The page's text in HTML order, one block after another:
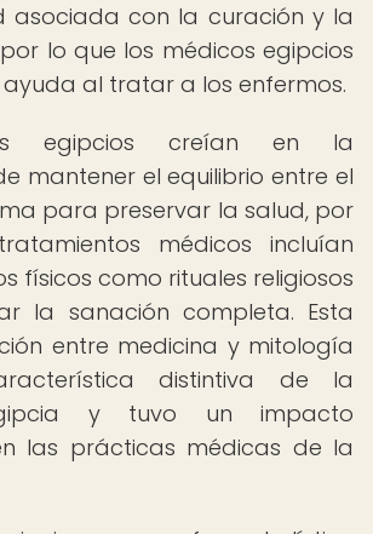
asociada con la curación y la
lo que los médicos egipcios
al tratar a los enfermos.
egipcios creían en la
mantener el equilibrio entre el
para preservar la salud, por
médicos incluían
físicos como rituales religiosos
la sanación completa. Esta
entre medicina y mitología
distintiva de la
y tuvo un impacto
las prácticas médicas de la